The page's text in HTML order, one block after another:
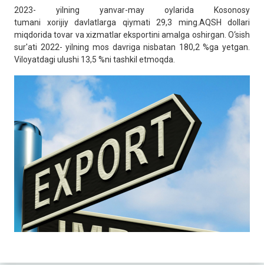
2023- yilning yanvar-may oylarida Kosonosy
tumani xorijiy davlatlarga qiymati 29,3 ming.AQSH dollari
miqdorida tovar va xizmatlar eksportini amalga oshirgan. O‘sish
sur'ati 2022- yilning mos davriga nisbatan 180,2 %ga yetgan.
Viloyatdagi ulushi 13,5 %ni tashkil etmoqda.